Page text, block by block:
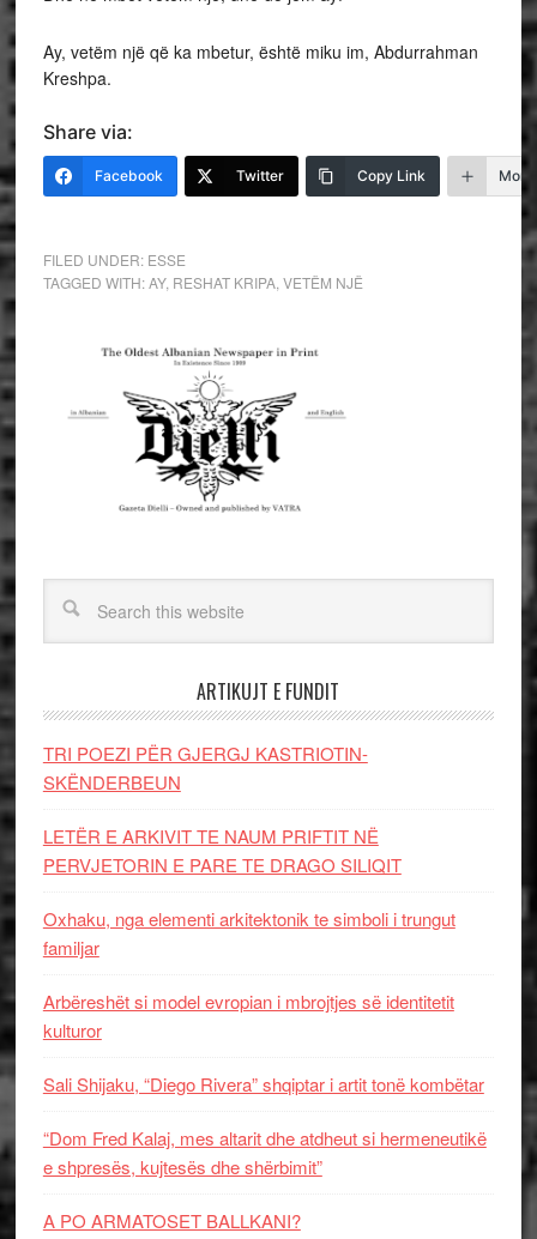
Ay, vetëm një që ka mbetur, është miku im, Abdurrahman
Kreshpa.
Share via:
Facebook Twitter Copy Link More
FILED UNDER: ESSE
TAGGED WITH:AY, RESHAT KRIPA, VETËM NJË
ARTIKUJT E FUNDIT
TRI POEZI PËR GJERGJ KASTRIOTIN-
SKËNDERBEUN
LETËR E ARKIVIT TE NAUM PRIFTIT NË
PERVJETORIN E PARE TE DRAGO SILIQIT
Oxhaku, nga elementi arkitektonik te simboli i trungut
familjar
Arbëreshët si model evropian i mbrojtjes së identitetit
kulturor
Sali Shijaku, “Diego Rivera” shqiptar i artit tonë kombëtar
“Dom Fred Kalaj, mes altarit dhe atdheut si hermeneutikë
e shpresës, kujtesës dhe shërbimit”
A PO ARMATOSET BALLKANI?